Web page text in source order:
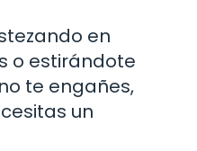
en
o estirándote
te engañes,
un